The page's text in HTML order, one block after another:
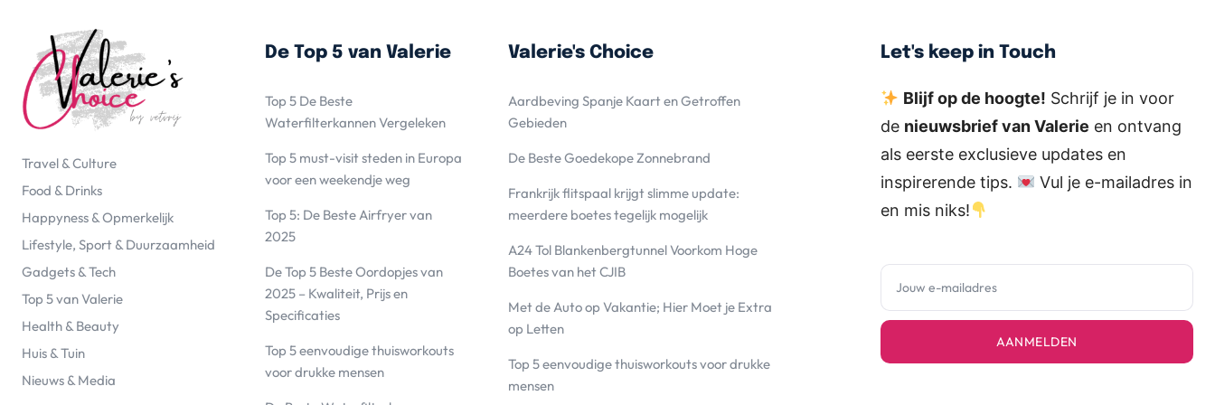
Travel & Culture
Food & Drinks
Happyness & Opmerkelijk
Lifestyle, Sport & Duurzaamheid
Gadgets & Tech
Top 5 van Valerie
Health & Beauty
Huis & Tuin
Nieuws & Media
De Top 5 van Valerie
Top 5 De Beste
Waterfilterkannen Vergeleken
Top 5 must-visit steden in Europa
voor een weekendje weg
Top 5: De Beste Airfryer van
2025
De Top 5 Beste Oordopjes van
2025 – Kwaliteit, Prijs en
Specificaties
Top 5 eenvoudige thuisworkouts
voor drukke mensen
Valerie's Choice
Aardbeving Spanje Kaart en Getroffen
Gebieden
De Beste Goedekope Zonnebrand
Frankrijk flitspaal krijgt slimme update:
meerdere boetes tegelijk mogelijk
A24 Tol Blankenbergtunnel Voorkom Hoge
Boetes van het CJIB
Met de Auto op Vakantie; Hier Moet je Extra
op Letten
Top 5 eenvoudige thuisworkouts voor drukke
mensen
Let's keep in Touch
Blijf op de hoogte! Schrijf je in voor
de nieuwsbrief van Valerie en ontvang
als eerste exclusieve updates en
inspirerende tips.
Vul je e-mailadres in
en mis niks!
AANMELDEN